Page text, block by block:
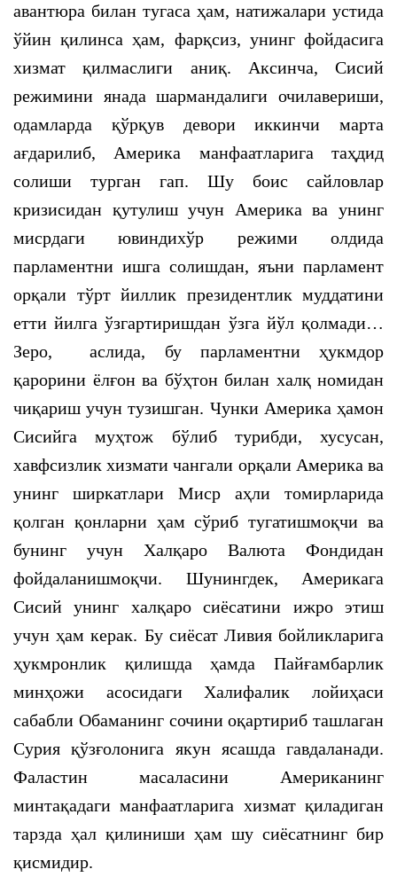
авантюра билан тугаса ҳам, натижалари устида
ўйин қилинса ҳам, фарқсиз, унинг фойдасига
хизмат қилмаслиги аниқ. Аксинча, Сисий
режимини янада шармандалиги очилавериши,
одамларда қўрқув девори иккинчи марта
ағдарилиб, Америка манфаатларига таҳдид
солиши турган гап. Шу боис сайловлар
кризисидан қутулиш учун Америка ва унинг
мисрдаги ювиндихўр режими олдида
парламентни ишга солишдан, яъни парламент
орқали тўрт йиллик президентлик муддатини
етти йилга ўзгартиришдан ўзга йўл қолмади…
Зеро, аслида, бу парламентни ҳукмдор
қарорини ёлғон ва бўҳтон билан халқ номидан
чиқариш учун тузишган. Чунки Америка ҳамон
Сисийга муҳтож бўлиб турибди, хусусан,
хавфсизлик хизмати чангали орқали Америка ва
унинг ширкатлари Миср аҳли томирларида
қолган қонларни ҳам сўриб тугатишмоқчи ва
бунинг учун Халқаро Валюта Фондидан
фойдаланишмоқчи. Шунингдек, Америкага
Сисий унинг халқаро сиёсатини ижро этиш
учун ҳам керак. Бу сиёсат Ливия бойликларига
ҳукмронлик қилишда ҳамда Пайғамбарлик
минҳожи асосидаги Халифалик лойиҳаси
сабабли Обаманинг сочини оқартириб ташлаган
Сурия қўзғолонига якун ясашда гавдаланади.
Фаластин масаласини Американинг
минтақадаги манфаатларига хизмат қиладиган
тарзда ҳал қилиниши ҳам шу сиёсатнинг бир
қисмидир.